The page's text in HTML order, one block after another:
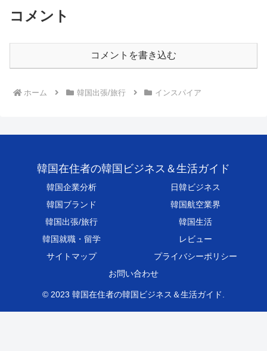
コメント
コメントを書き込む
ホーム 韓国出張/旅行 インスパイア
韓国在住者の韓国ビジネス＆生活ガイド
韓国企業分析
日韓ビジネス
韓国ブランド
韓国航空業界
韓国出張/旅行
韓国生活
韓国就職・留学
レビュー
サイトマップ
プライバシーポリシー
お問い合わせ
© 2023 韓国在住者の韓国ビジネス＆生活ガイド.